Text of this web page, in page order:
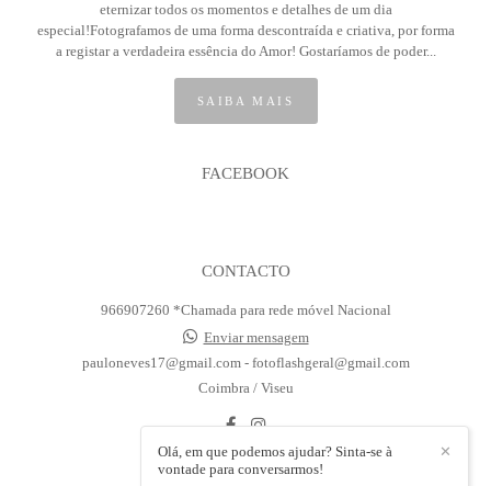
eternizar todos os momentos e detalhes de um dia
especial!Fotografamos de uma forma descontraída e criativa, por forma
a registar a verdadeira essência do Amor! Gostaríamos de poder...
SAIBA MAIS
FACEBOOK
CONTACTO
966907260 *Chamada para rede móvel Nacional
Enviar mensagem
pauloneves17@gmail.com - fotoflashgeral@gmail.com
Coimbra / Viseu
✕
Olá, em que podemos ajudar? Sinta-se à
vontade para conversarmos!